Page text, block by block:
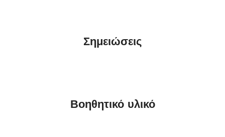
Σημειώσεις
Βοηθητικό υλικό